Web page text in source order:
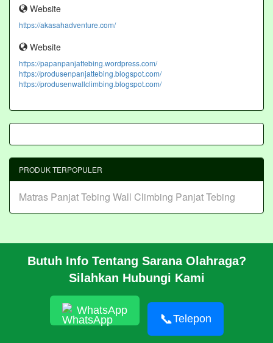
Website
https://akasahadventure.com/
Website
https://papanpanjattebing.wordpress.com/
https://produsenpanjattebing.blogspot.com/
https://produsenwallclimbing.blogspot.com/
Butuh Info Tentang Sarana Olahraga?
Silahkan Hubungi Kami
WhatsApp
📞Telepon
PRODUK TERPOPULER
Matras Panjat Tebing Wall Climbing Panjat Tebing
CARA PESAN
HUBUNGI KAMI
Pembangunan Wall Climbing Di PPLP Banten